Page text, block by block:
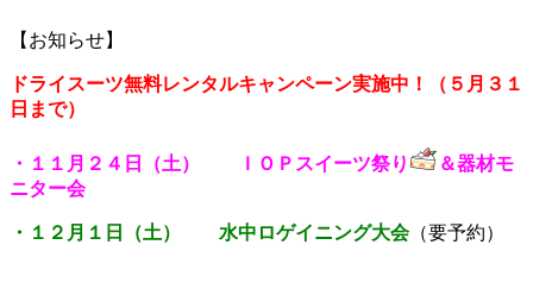
【お知らせ】
ドライスーツ無料レンタルキャンペーン実施中！（５月３１
日まで）
・１１月２４日（土） ＩＯＰスイーツ祭り
＆器材モ
ニター会
・１２月１日（土） 水中ロゲイニング大会（要予約）